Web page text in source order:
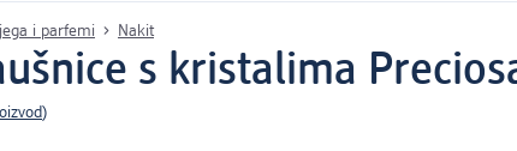
i parfemi Nakit
s kristalima
)